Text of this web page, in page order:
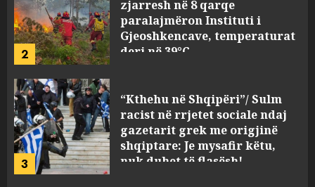
2
zjarresh në 8 qarqe
paralajmëron Instituti i
Gjeoshkencave, temperaturat
deri në 39°C
3
“Kthehu në Shqipëri”/ Sulm
racist në rrjetet sociale ndaj
gazetarit grek me origjinë
shqiptare: Je mysafir këtu,
nuk duhet të flasësh!